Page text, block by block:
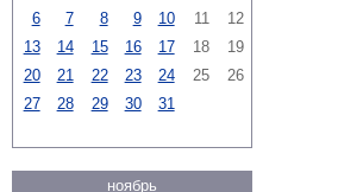
6
7 8 9 10 11
12
13
14 15 16 17 18
19
20
21 22 23 24 25
26
27
28 29 30 31
ноябрь